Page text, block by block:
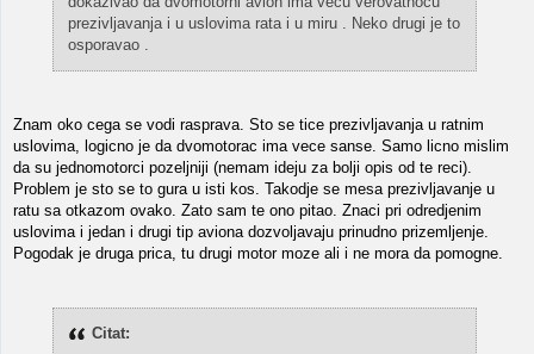
prezivljavanja i u uslovima rata i u miru . Neko drugi je to
osporavao .
Znam oko cega se vodi rasprava. Sto se tice prezivljavanja u ratnim
uslovima, logicno je da dvomotorac ima vece sanse. Samo licno mislim
da su jednomotorci pozeljniji (nemam ideju za bolji opis od te reci).
Problem je sto se to gura u isti kos. Takodje se mesa prezivljavanje u
ratu sa otkazom ovako. Zato sam te ono pitao. Znaci pri odredjenim
uslovima i jedan i drugi tip aviona dozvoljavaju prinudno prizemljenje.
Pogodak je druga prica, tu drugi motor moze ali i ne mora da pomogne.
Citat: